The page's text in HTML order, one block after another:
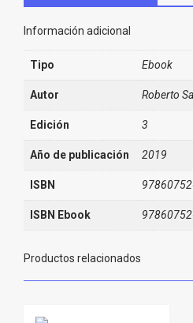
Información adicional
Tipo Ebook
Autor Roberto
Edición 3
Año de publicación 2019
ISBN
ISBN Ebook
Productos relacionados